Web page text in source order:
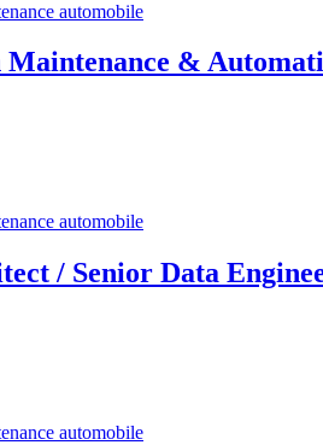
automobile
Maintenance &
automobile
/ Senior Data
automobile